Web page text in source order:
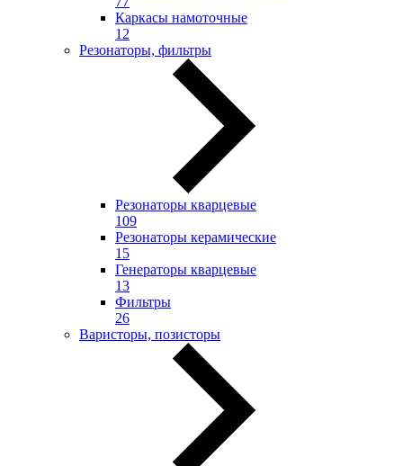
Каркасы намоточные
12
Резонаторы, фильтры
Резонаторы кварцевые
109
Резонаторы керамические
15
Генераторы кварцевые
13
Фильтры
26
Варисторы, позисторы